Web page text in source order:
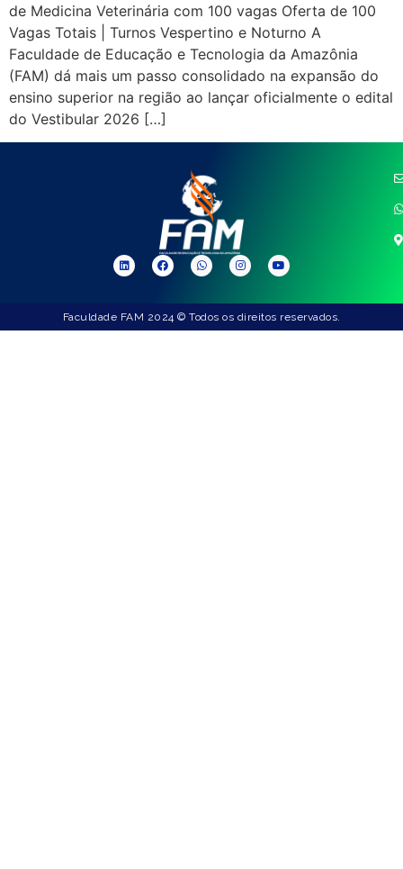
de Medicina Veterinária com 100 vagas Oferta de 100
Vagas Totais | Turnos Vespertino e Noturno A
Faculdade de Educação e Tecnologia da Amazônia
(FAM) dá mais um passo consolidado na expansão do
ensino superior na região ao lançar oficialmente o edital
do Vestibular 2026 […]
Faculdade FAM 2024 © Todos os direitos reservados.